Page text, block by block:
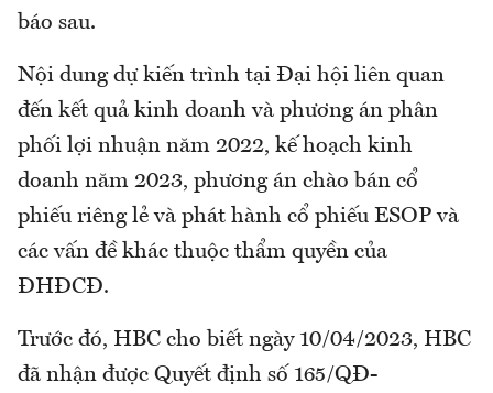
báo sau.
Nội dung dự kiến trình tại Đại hội liên quan
đến kết quả kinh doanh và phương án phân
phối lợi nhuận năm 2022, kế hoạch kinh
doanh năm 2023, phương án chào bán cổ
phiếu riêng lẻ và phát hành cổ phiếu ESOP và
các vấn đề khác thuộc thẩm quyền của
ĐHĐCĐ.
Trước đó, HBC cho biết ngày 10/04/2023, HBC
đã nhận được Quyết định số 165/QĐ-